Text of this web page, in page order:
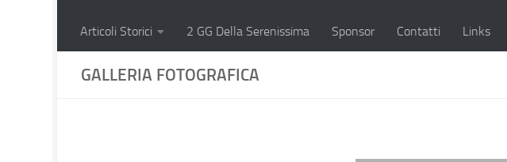
Articoli Storici 2 GG Della Serenissima Sponsor Contatti Links
GALLERIA FOTOGRAFICA